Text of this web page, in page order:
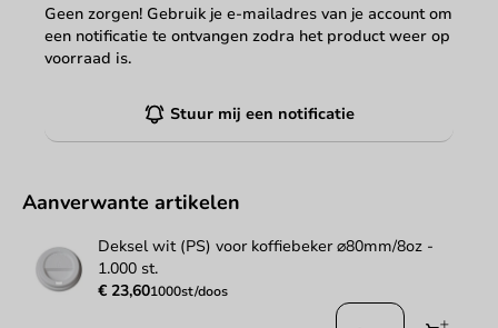
Geen zorgen! Gebruik je e-mailadres van je account om
een notificatie te ontvangen zodra het product weer op
voorraad is.
Stuur mij een notificatie
Aanverwante artikelen
Deksel wit (PS) voor koffiebeker ⌀80mm/8oz -
1.000 st.
€ 23,601000st/doos